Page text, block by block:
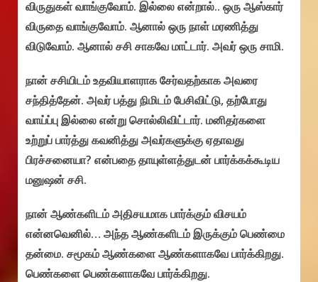
விருதுகள் வாங்குவோம். இல்லை என்றால்.. ஒரு ஆஸ்கார்
விருதை வாங்குவோம். ஆனால் ஒரு நாள் மரணித்து
விடுவோம். ஆனால் சசி சாகவே மாட்டார். அவர் ஒரு சாமி.
நான் சசியிடம் உதவியாளராக சேர்வதற்காக அவரை
சந்தித்தேன். அவர் பத்து நிமிடம் பேசிவிட்டு, தற்போது
வாய்ப்பு இல்லை என்று சொல்லிவிட்டார். மனிதர்களை
உற்றுப் பார்த்து கவனித்து அவர்களுக்கு ஏதாவது
பிரச்சனையா? என்பதை தாயுள்ளத்துடன் பார்க்கக்கூடிய
மனுஷன் சசி.
நான் ஆண்களிடம் அதிசயமாக பார்க்கும் விசயம்
என்னவெனில்… அந்த ஆண்களிடம் இருக்கும் பெண்மை
தன்மை. சமூகம் ஆண்களை ஆண்களாகவே பார்க்கிறது.
பெண்களை பெண்களாகவே பார்க்கிறது.